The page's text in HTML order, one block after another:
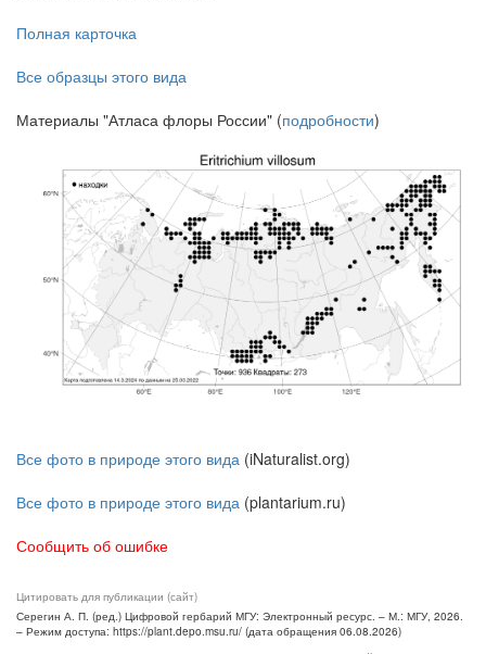
Полная карточка
Все образцы этого вида
Материалы "Атласа флоры России" (подробности)
Все фото в природе этого вида (iNaturalist.org)
Все фото в природе этого вида (plantarium.ru)
Сообщить об ошибке
Цитировать для публикации (сайт)
Серегин А. П. (ред.) Цифровой гербарий МГУ: Электронный ресурс. – М.: МГУ, 2026.
– Режим доступа: https://plant.depo.msu.ru/ (дата обращения 06.08.2026)